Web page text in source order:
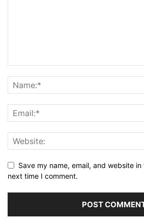
Save my name, email, and website
next time I comment.